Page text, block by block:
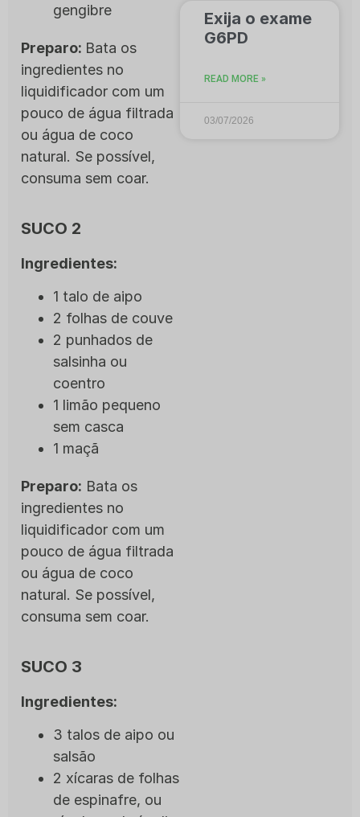
gengibre
Preparo: Bata os
ingredientes no
liquidificador com um
pouco de água filtrada
ou água de coco
natural. Se possível,
consuma sem coar.
SUCO 2
Ingredientes:
1 talo de aipo
2 folhas de couve
2 punhados de
salsinha ou
coentro
1 limão pequeno
sem casca
1 maçã
Preparo: Bata os
ingredientes no
liquidificador com um
pouco de água filtrada
ou água de coco
natural. Se possível,
consuma sem coar.
SUCO 3
Ingredientes:
3 talos de aipo ou
salsão
2 xícaras de folhas
de espinafre, ou
Exija o exame
G6PD
READ MORE »
03/07/2026